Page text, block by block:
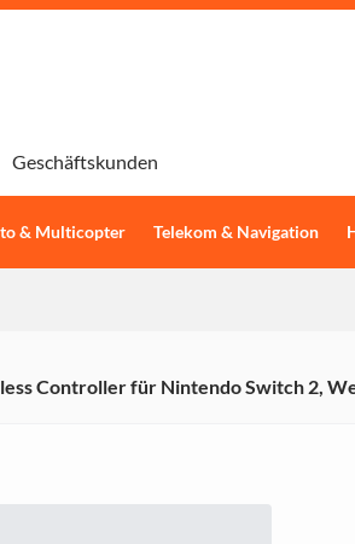
& Multicopter Telekom & Navigation
Geschäftskunden
Controller für Nintendo Switch 2,